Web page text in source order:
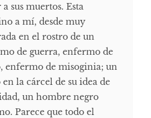
sus muertos. Esta
a mí, desde muy
en el rostro de un
de guerra, enfermo de
enfermo de misoginia; un
la cárcel de su idea de
un hombre negro
Parece que todo el